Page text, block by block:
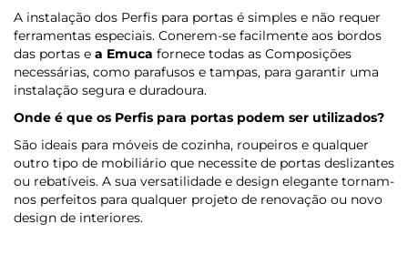
A instalação dos Perfis para portas é simples e não requer
ferramentas especiais. Conerem-se facilmente aos bordos
das portas e a Emuca fornece todas as Composições
necessárias, como parafusos e tampas, para garantir uma
instalação segura e duradoura.
Onde é que os Perfis para portas podem ser utilizados?
São ideais para móveis de cozinha, roupeiros e qualquer
outro tipo de mobiliário que necessite de portas deslizantes
ou rebatíveis. A sua versatilidade e design elegante tornam-
nos perfeitos para qualquer projeto de renovação ou novo
design de interiores.